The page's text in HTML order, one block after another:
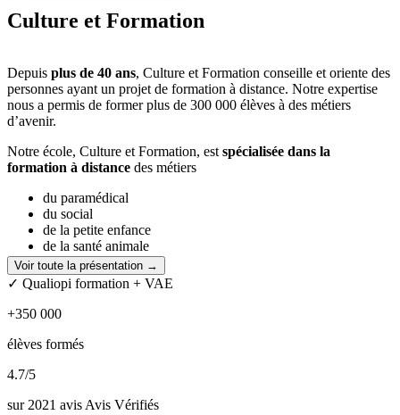
Culture et Formation
Depuis plus de 40 ans, Culture et Formation conseille et oriente des
personnes ayant un projet de formation à distance. Notre expertise
nous a permis de former plus de 300 000 élèves à des métiers
d’avenir.
Notre école, Culture et Formation, est spécialisée dans la
formation à distance des métiers
du paramédical
du social
de la petite enfance
de la santé animale
de la beauté
et de la Fonction publique
Notre organisme de formation est reconnu comme un
une méthode pédagogique innovante.
Notre équipe pédagogique conçoit chacune de nos formations pour
Voir toute la présentation →
✓ Qualiopi formation + VAE
+350 000
élèves formés
4.7/5
sur 2021 avis Avis Vérifiés